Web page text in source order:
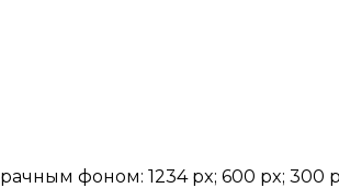
фоном: 1234 px; 600 px; 300